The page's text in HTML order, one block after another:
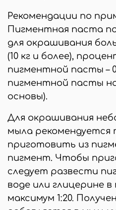
Рекомендации по
Пигментная паста
для окрашивания
(10 кг и более),
пигментной пасты –
пигментной пасты
основы).
Для окрашивания
мыла рекомендуется
приготовить из
пигмент. Чтобы
следует развести
воде или глицерине
максимум 1:20.